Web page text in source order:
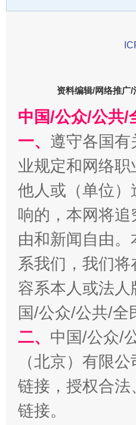
在谋一域中谋全局
习近平的博鳌关键
资料编辑/网络推广/
中国/公众/公共/
一、 遵守各国
业规定和网络
他人或（单位
响的，本网将
由和新闻自由
系我们，我们
容系本人或法
国/公众/公共/
二、 中国/公众/
（北京）有限
链接，授权合
链接。